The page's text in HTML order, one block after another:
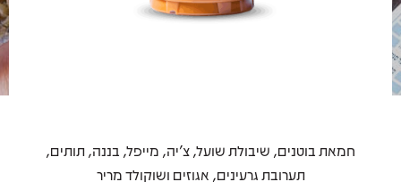
חמאת בוטנים, שיבולת שועל, צ'יה, מייפל, בננה, תותים,
תערובת גרעינים, אגוזים ושוקולד מריר